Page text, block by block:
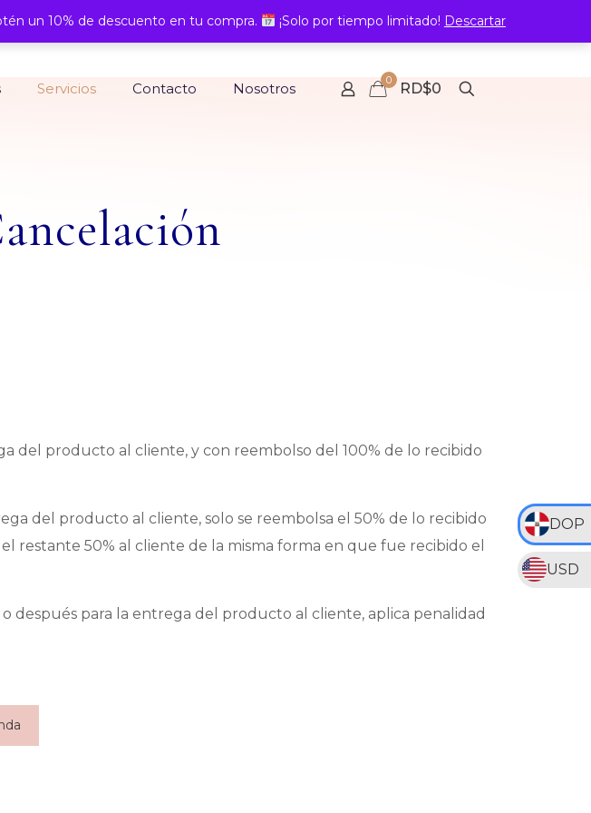
DOP
USD
Servicios Contacto Nosotros 0 RD$0
del producto al cliente, y con reembolso del 100% de lo recibido
del producto al cliente, solo se reembolsa el 50% de lo recibido
restante 50% al cliente de la misma forma en que fue recibido el
después para la entrega del producto al cliente, aplica penalidad
un 10% de descuento en tu compra. ¡Solo por tiempo limitado! Descartar